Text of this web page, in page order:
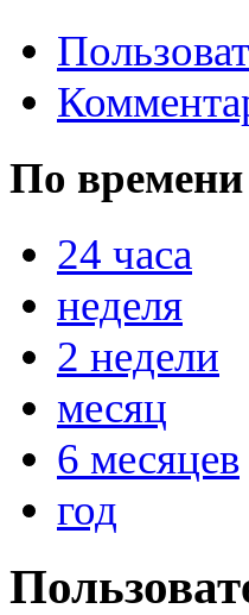
По времени
24 часа
неделя
2 недели
месяц
6 месяцев
год